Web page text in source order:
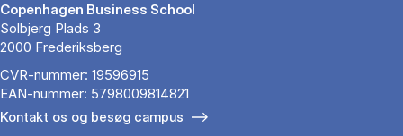
Copenhagen Business School
Solbjerg Plads 3
2000 Frederiksberg
CVR-nummer: 19596915
EAN-nummer: 5798009814821
Kontakt os og besøg campus